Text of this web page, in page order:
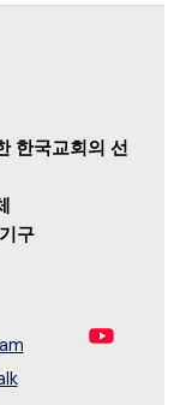
한국교회의 선
구